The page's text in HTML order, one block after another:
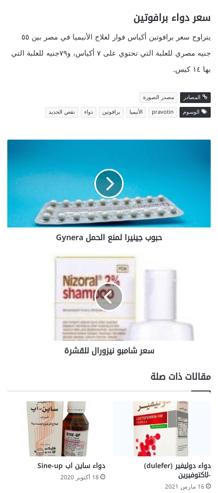
سعر دواء برافوتين
يتراوح سعر برافوتين أكياس فوار لعلاج الأنيميا في مصر بين ٥٥
جنيه مصري للعلبة التي تحتوي على ٧ أكياس، و٧٩جنيه للعلبة التي
بها ١٤ كيس.
المصادر
مصدر الصورة
الوسوم
pravotin الأنيميا برافوتين دواء نقص الحديد
حبوب
حبوب جينيرا لمنع الحمل Gynera
سعر شامبو نيزورال للقشرة
مقالات ذات صلة
دواء دوليفير (dulefer)
-لاكتوفيرين
16 مارس 2021
دواء ساين اب Sine-up
18 أكتوبر 2020